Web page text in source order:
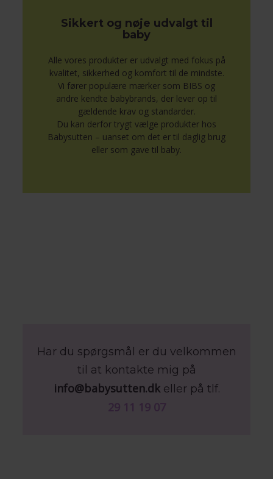
Sikkert og nøje udvalgt til
baby
Alle vores produkter er udvalgt med fokus på
kvalitet, sikkerhed og komfort til de mindste.
Vi fører populære mærker som BIBS og
andre kendte babybrands, der lever op til
gældende krav og standarder.
Du kan derfor trygt vælge produkter hos
Babysutten – uanset om det er til daglig brug
eller som gave til baby.
Har du spørgsmål er du velkommen
til at kontakte mig på
info@babysutten.dkeller på tlf.
29 11 19 07